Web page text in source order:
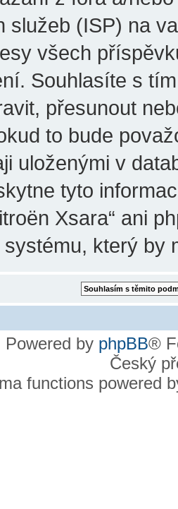
služeb (ISP) na
všech
Souhlasíte s
přesunout
to bude
uloženými v
tyto
Xsara“ ani
který by
Powered by phpBB®
Český
functions powered